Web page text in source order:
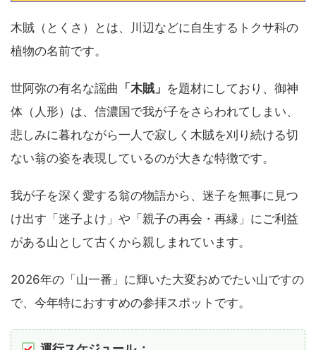
木賊（とくさ）とは、川辺などに自生するトクサ科の
植物の名前です。
世阿弥の有名な謡曲 「木賊」 を題材にしており、御神
体（人形）は、信濃国で我が子をさらわれてしまい、
悲しみに暮れながら一人で寂しく木賊を刈り続ける切
ない翁の姿を表現しているのが大きな特徴です。
我が子を深く愛する翁の物語から、迷子を無事に見つ
け出す「迷子よけ」や「親子の再会・再縁」にご利益
がある山として古くから親しまれています。
2026年の「山一番」に輝いた大変おめでたい山ですの
で、今年特におすすめの参拝スポットです。